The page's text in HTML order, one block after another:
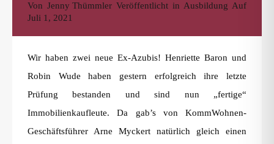
Von Jenny Thümmler Veröffentlicht in Ausbildung Auf
Juli 1, 2021
Wir haben zwei neue Ex-Azubis! Henriette Baron und
Robin Wude haben gestern erfolgreich ihre letzte
Prüfung bestanden und sind nun „fertige“
Immobilienkaufleute. Da gab’s von KommWohnen-
Geschäftsführer Arne Myckert natürlich gleich einen